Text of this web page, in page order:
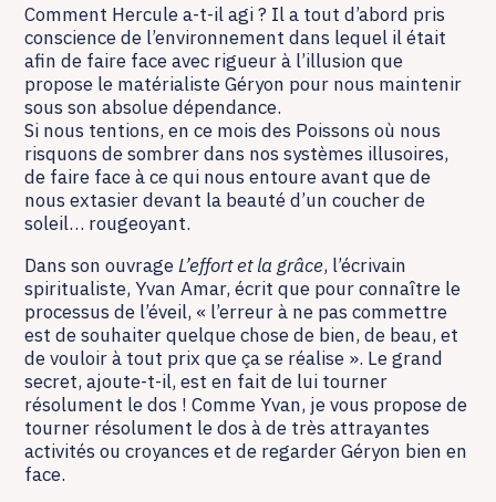
Comment Hercule a-t-il agi ? Il a tout d’abord pris
conscience de l’environnement dans lequel il était
afin de faire face avec rigueur à l’illusion que
propose le matérialiste Géryon pour nous maintenir
sous son absolue dépendance.
Si nous tentions, en ce mois des Poissons où nous
risquons de sombrer dans nos systèmes illusoires,
de faire face à ce qui nous entoure avant que de
nous extasier devant la beauté d’un coucher de
soleil… rougeoyant.
Dans son ouvrageL’effort et la grâce, l’écrivain
spiritualiste, Yvan Amar, écrit que pour connaître le
processus de l’éveil, « l’erreur à ne pas commettre
est de souhaiter quelque chose de bien, de beau, et
de vouloir à tout prix que ça se réalise ». Le grand
secret, ajoute-t-il, est en fait de lui tourner
résolument le dos ! Comme Yvan, je vous propose de
tourner résolument le dos à de très attrayantes
activités ou croyances et de regarder Géryon bien en
face.